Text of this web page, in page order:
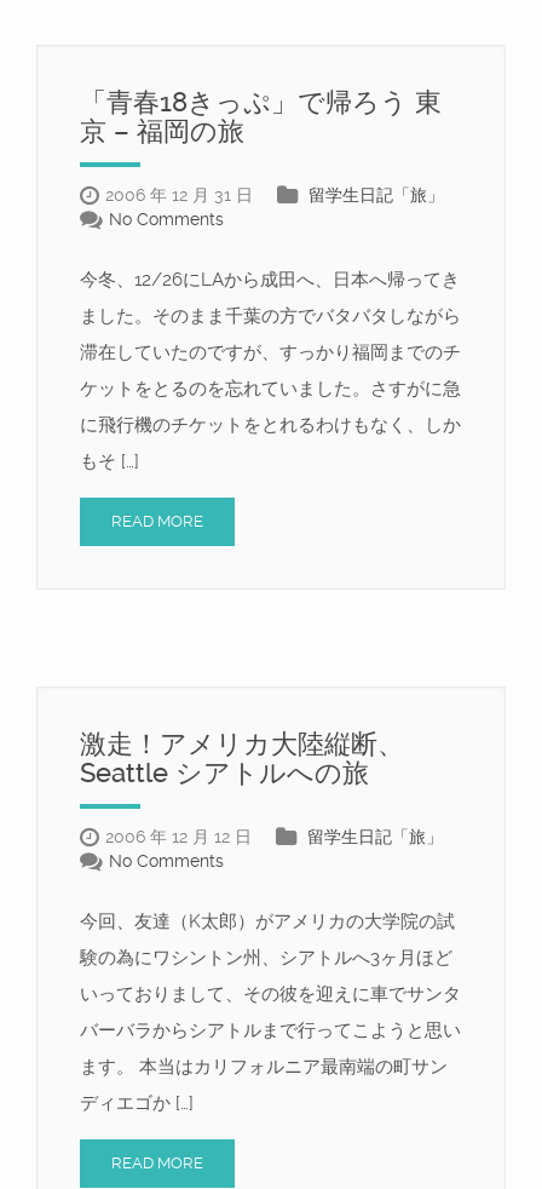
「青春18きっぷ」で帰ろう 東
京 – 福岡の旅
2006 年 12 月 31 日
留学生日記「旅」
No Comments
今冬、12/26にLAから成田へ、日本へ帰ってき
ました。そのまま千葉の方でバタバタしながら
滞在していたのですが、すっかり福岡までのチ
ケットをとるのを忘れていました。さすがに急
に飛行機のチケットをとれるわけもなく、しか
もそ […]
READ MORE
激走！アメリカ大陸縦断、
Seattle シアトルへの旅
2006 年 12 月 12 日
留学生日記「旅」
No Comments
今回、友達（K太郎）がアメリカの大学院の試
験の為にワシントン州、シアトルへ3ヶ月ほど
いっておりまして、その彼を迎えに車でサンタ
バーバラからシアトルまで行ってこようと思い
ます。 本当はカリフォルニア最南端の町サン
ディエゴか […]
READ MORE